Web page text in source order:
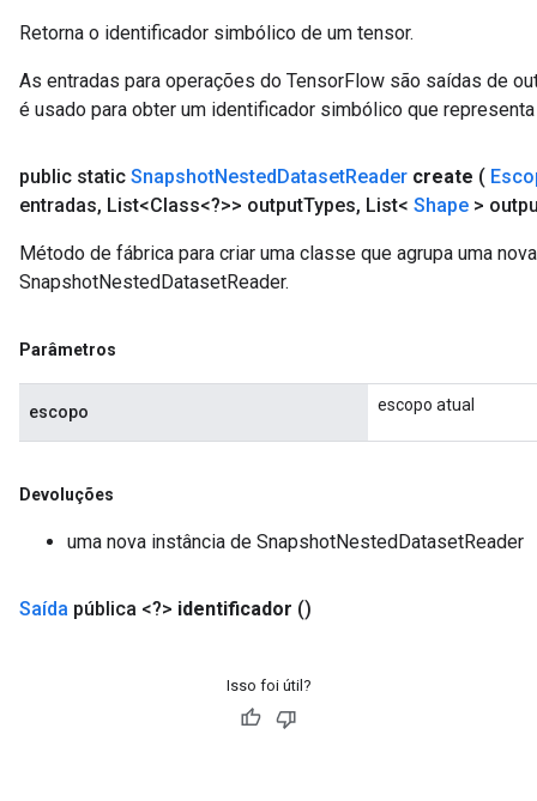
Retorna o identificador simbólico de um tensor.
As entradas para operações do TensorFlow são saídas de
é usado para obter um identificador simbólico que
public static SnapshotNestedDatasetReader create (
entradas, List<Class<?>> outputTypes, List< Shape >
Método de fábrica para criar uma classe que agrupa uma
SnapshotNestedDatasetReader.
Parâmetros
escopo escopo atual
Devoluções
uma nova instância de SnapshotNestedDatasetReader
Saída pública <?> identificador ()
Isso foi útil?